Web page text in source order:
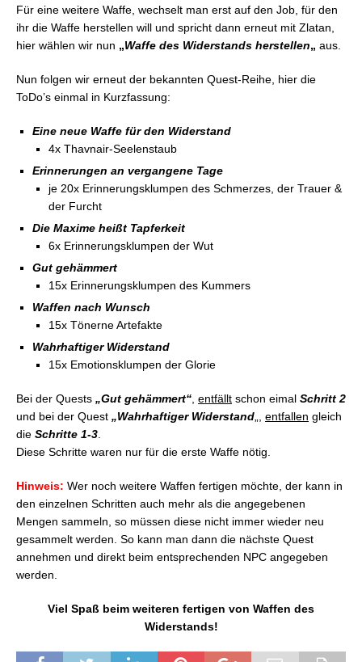
Für eine weitere Waffe, wechselt man erst auf den Job, für den
ihr die Waffe herstellen will und spricht dann erneut mit Zlatan,
hier wählen wir nun „Waffe des Widerstands herstellen„ aus.
Nun folgen wir erneut der bekannten Quest-Reihe, hier die
ToDo’s einmal in Kurzfassung:
Eine neue Waffe für den Widerstand
4x Thavnair-Seelenstaub
Erinnerungen an vergangene Tage
je 20x Erinnerungsklumpen des Schmerzes, der Trauer &
der Furcht
Die Maxime heißt Tapferkeit
6x Erinnerungsklumpen der Wut
Gut gehämmert
15x Erinnerungsklumpen des Kummers
Waffen nach Wunsch
15x Tönerne Artefakte
Wahrhaftiger Widerstand
15x Emotionsklumpen der Glorie
Bei der Quests „Gut gehämmert“ entfällt schon eimal Schritt 2
und bei der Quest „Wahrhaftiger Widerstand entfallen gleich
die Schritte 1-3
Diese Schritte waren nur für die erste Waffe nötig.
Hinweis: Wer noch weitere Waffen fertigen möchte, der kann in
den einzelnen Schritten auch mehr als die angegebenen
Mengen sammeln, so müssen diese nicht immer wieder neu
gesammelt werden. So kann man dann die nächste Quest
annehmen und direkt beim entsprechenden NPC angegeben
werden.
Viel Spaß beim weiteren fertigen von Waffen des
Widerstands!